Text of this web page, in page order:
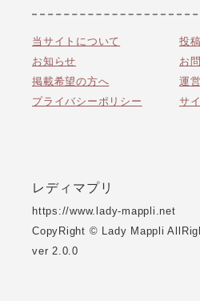
当サイトについて
投
お知らせ
お
掲載希望の方へ
運
プライバシーポリシー
サ
レディマプリ
https://www.lady-mappli.net
CopyRight © Lady Mappli
ver 2.0.0